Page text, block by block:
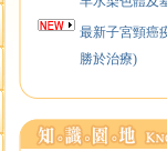
勝於治療)
孩，提供人工